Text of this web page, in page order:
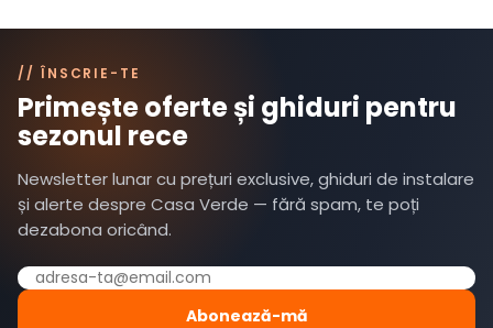
// ÎNSCRIE-TE
Primește oferte și ghiduri pentru
sezonul rece
Newsletter lunar cu prețuri exclusive, ghiduri de instalare
și alerte despre Casa Verde — fără spam, te poți
dezabona oricând.
Abonează-mă